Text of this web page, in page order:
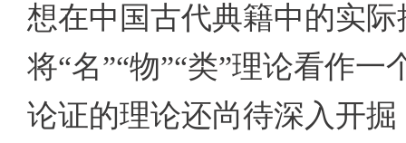
想在中国古代典籍中的实
将“名”“物”“类”理论看作
论证的理论还尚待深入开